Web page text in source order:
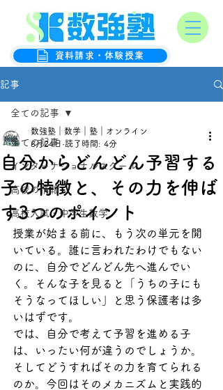
数強塾
オンライン数学克服塾
資料請求・体験授業
記事
全ての記事
インターナショナルスクール
高校の情報
高校入試・中学生数学
全ての記事
自分からどんどん予習する
子の特徴と、その力を伸ば
す3つのポイント
数強塾｜数学｜塾｜オンライン
6月24日 読了時間: 4分
授業が始まる前に、もう次の単元を開
いている。誰に言われたわけでもない
のに、自分でどんどん先へ進んでい
く。そんな子を見ると「うちの子にも
そうなってほしい」と思う保護者は多
いはずです。
では、自分で考えて予習を進める子
は、いったい何が違うのでしょうか。
そしてどうすればその力を育てられる
のか。今回はそのメカニズムと実践的